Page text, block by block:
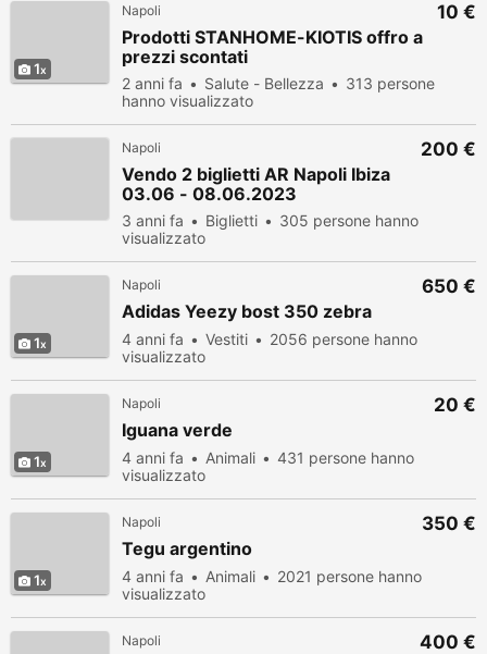
1
Napoli
Prodotti STANHOME-KIOTIS offro a
prezzi scontati
2 anni fa Salute - Bellezza
313 persone
hanno visualizzato
10 €
Napoli
Vendo 2 biglietti AR Napoli Ibiza
03.06 - 08.06.2023
3 anni fa Biglietti
305 persone hanno
visualizzato
200 €
1
Napoli
Adidas Yeezy bost 350 zebra
4 anni fa Vestiti
2056 persone hanno
visualizzato
650 €
1
Napoli
Iguana verde
4 anni fa Animali
431 persone hanno
visualizzato
20 €
1
Napoli
Tegu argentino
4 anni fa Animali
2021 persone hanno
visualizzato
350 €
Napoli 400 €